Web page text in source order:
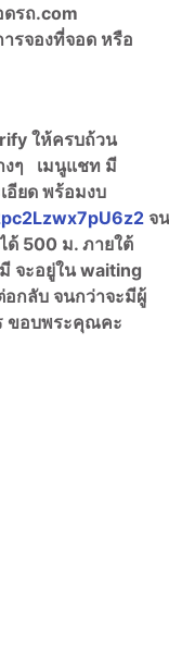
รถ.com
ารจองที่จอด หรือ
ให้ครบถ้วน
งๆ เมนูแชท มี
อียด พร้อมงบ
จ
ด้ 500 ม. ภายใต้
จะอยู่ใน waiting
อกลับ จนกว่าจะมีผู้
ขอบพระคุณคะ